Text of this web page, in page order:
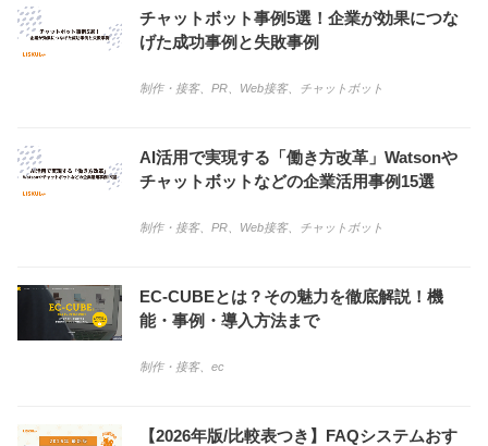
チャットボット事例5選！企業が効果につな
げた成功事例と失敗事例
制作・接客、 PR Web接客、 チャットボット
AI活用で実現する「働き方改革」Watsonや
チャットボットなどの企業活用事例15選
制作・接客、 PR Web接客、 チャットボット
EC-CUBEとは？その魅力を徹底解説！機
能・事例・導入方法まで
制作・接客、 ec
【2026年版/比較表つき】FAQシステムおす